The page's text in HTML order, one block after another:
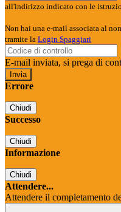
all'indirizzo indicato con le
Non hai una e-mail associata al
tramite la Login Spaggiari
E-mail inviata, si prega di
Errore
Chiudi
Successo
Chiudi
Informazione
Chiudi
Attendere...
Attendere il completamento